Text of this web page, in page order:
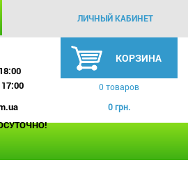
ЛИЧНЫЙ КАБИНЕТ
КОРЗИНА
0 товаров
0 грн.